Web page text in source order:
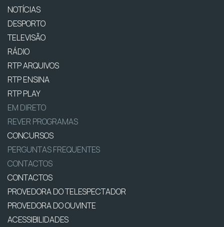
NOTÍCIAS
DESPORTO
TELEVISÃO
RÁDIO
RTP ARQUIVOS
RTP ENSINA
RTP PLAY
EM DIRETO
REVER PROGRAMAS
CONCURSOS
PERGUNTAS FREQUENTES
CONTACTOS
CONTACTOS
PROVEDORA DO TELESPECTADOR
PROVEDORA DO OUVINTE
ACESSIBILIDADES